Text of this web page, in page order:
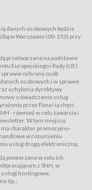
zawarcie umowy z
w Wydarzeniu,
Wydarzenia, tj. uprawniające
seansach filmowych,
w Serwisie;
Usługodawcę, z
ust. 2 pkt. 4 i 5 poniżej, których
osobowych Usługobiorców
ustawy z dnia 18 lipca
(Dz.U. z 2002 r., Nr 144, poz.
Usługobiorców materiałów
danych osobowych będzie
w Warszawie (00-153) przy
przetwarzane na podstawie
Europejskiego i Rady (UE)
ochrony osób
osobowych i w sprawie
uchylenia dyrektywy
o świadczenie usług
przez Pana/-ią chęci
- również w celu zawarcia i
W tym miejscu
charakter promocyjno-
w rozumieniu
usług drogą elektroniczną;
powierzane w celu ich
z SNH, w
hostingowe,
itp.;